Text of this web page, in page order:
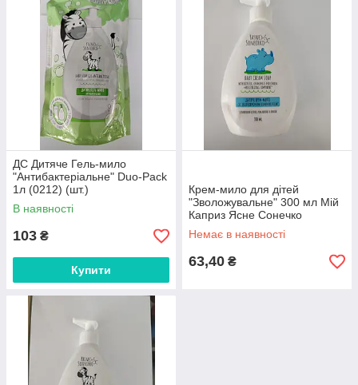
ДС Дитяче Гель-мило
"Антибактеріальне" Duo-Pack
1л (0212) (шт.)
В наявності
103 ₴
Купити
Крем-мило для дітей
"Зволожувальне" 300 мл Мій
Каприз Ясне Сонечко
Немає в наявності
63,40 ₴